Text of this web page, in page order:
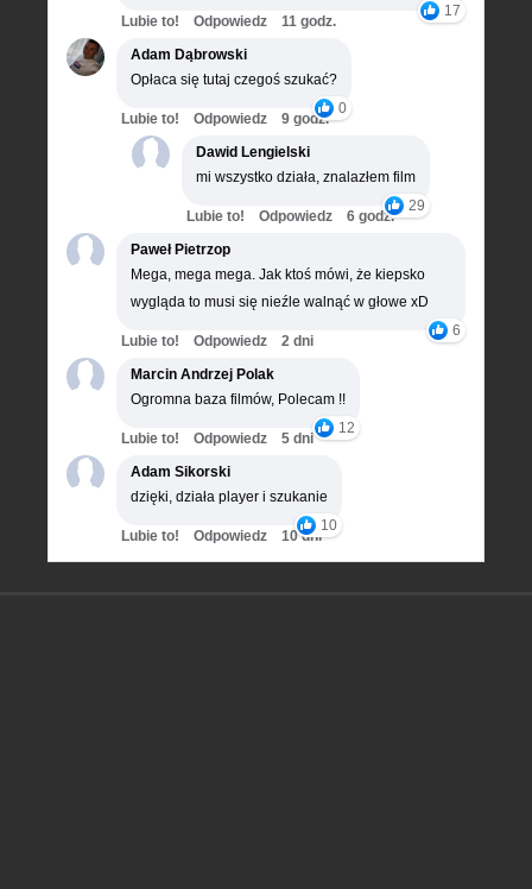
17
Lubie to! Odpowiedz
11 godz.
Adam Dąbrowski
Opłaca się tutaj czegoś szukać?
0
Lubie to! Odpowiedz
9 godz.
Dawid Lengielski
mi wszystko działa, znalazłem film
29
Lubie to! Odpowiedz
6 godz.
Paweł Pietrzop
Mega, mega mega. Jak ktoś mówi, że kiepsko
wygląda to musi się nieźle walnąć w głowe xD
6
Lubie to! Odpowiedz
2 dni
Marcin Andrzej Polak
Ogromna baza filmów, Polecam !!
12
Lubie to! Odpowiedz
5 dni
Adam Sikorski
dzięki, działa player i szukanie
10
Lubie to! Odpowiedz 10 dni